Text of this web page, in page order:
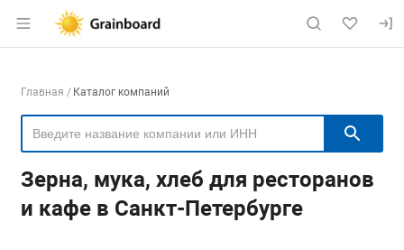
Раздел навигации по сайту
Навигация по компаниям
Главная Каталог компаний
Зерна, мука, хлеб для ресторанов
и кафе в Санкт-Петербурге